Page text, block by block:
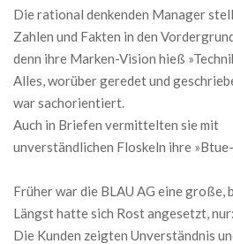
Die rational denkenden Manager
Zahlen und Fakten in den
denn ihre Marken-Vision hieß
Alles, worüber geredet und
war sachorientiert.
Auch in Briefen vermittelten sie mit
unverständlichen Floskeln ihre
Früher war die BLAU AG eine große,
Längst hatte sich Rost angesetzt,
Die Kunden zeigten Unverständnis